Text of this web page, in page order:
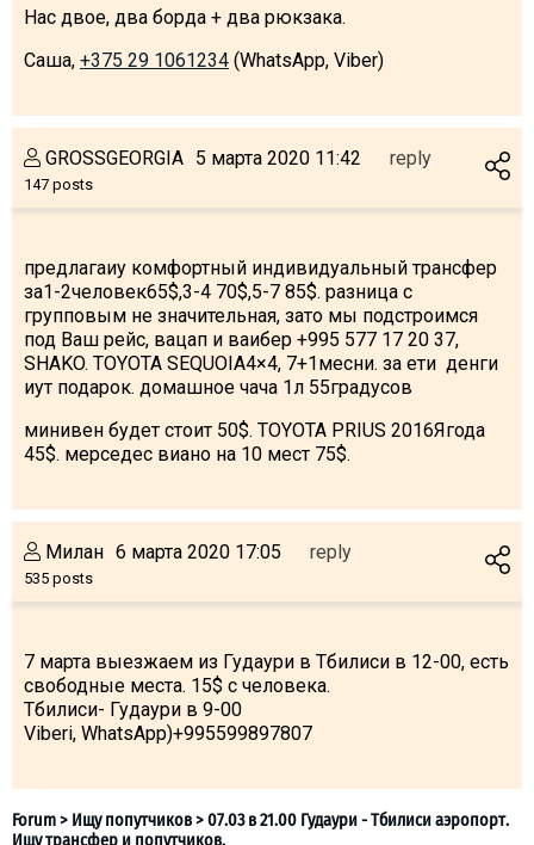
Нас двое, два борда + два рюкзака.
Саша, +375 29 1061234 (WhatsApp, Viber)
GROSSGEORGIA
147 posts
5 марта 2020 11:42 reply
предлагаиу комфортный индивидуальный трансфер
за1-2человек65$,3-4 70$,5-7 85$. разница с
групповым не значительная, зато мы подстроимся
под Ваш рейс, вацап и ваибер +995 577 17 20 37,
SHAKO. TOYOTA SEQUOIA4×4, 7+1месни. за ети денги
иут подарок. домашное чача 1л 55градусов
минивен будет стоит 50$. TOYOTA PRIUS 2016Ягода
45$. мерседес виано на 10 мест 75$.
Милан
535 posts
6 марта 2020 17:05 reply
7 марта выезжаем из Гудаури в Тбилиси в 12-00, есть
свободные места. 15$ с человека.
Тбилиси- Гудаури в 9-00
Viberi, WhatsApp)+995599897807
Gudauri
INFO
LODGING
Hotels
% Hot deals
Long term rent
Kazbegi
Other
About Georgia
Visas
Mobile phones
Gallery
Travel reports
Safety